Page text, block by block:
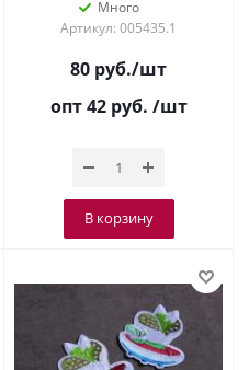
Много
Артикул: 005435.1
80 руб./шт
опт 42 руб. /шт
В корзину